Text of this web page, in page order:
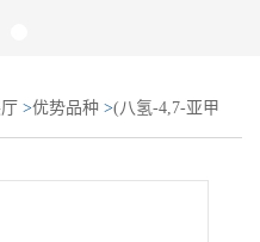
>优势品种 >(八氢-4,7-亚甲